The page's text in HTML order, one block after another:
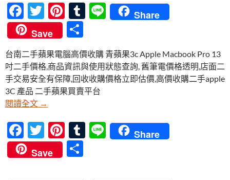
F
ac
e
b
o
o
k
T
w
itt
er
Pi
nt
er
es
t
T
bl
r
Li
Share
Save
享
台南二手蘋果電腦高價收購 青蘋果3c Apple Macbook Pro 13
吋二手價格,商品資訊與使用狀態查詢, 舊筆電價格透明,店面二
手交易安全有保障,回收收購價格立即估價,高價收購二手apple
3C 產品 二手蘋果買賣平台
閱讀全文 台南二手蘋果電腦高價收購-MacBook Pro收購價是
→
F
ac
e
T
w
itt
Pi
nt
er
T
Li
Share
Save